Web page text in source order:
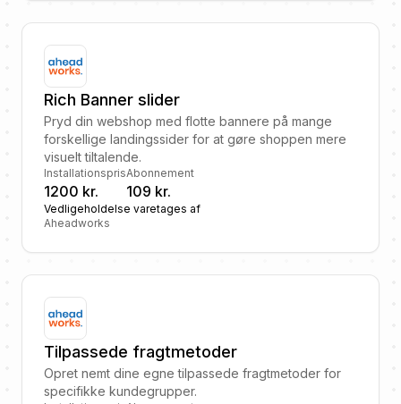
Rich Banner slider
Pryd din webshop med flotte bannere på mange
forskellige landingssider for at gøre shoppen mere
visuelt tiltalende.
Installationspris
1200 kr.
Abonnement
109 kr.
Vedligeholdelse varetages af
Aheadworks
Tilpassede fragtmetoder
Opret nemt dine egne tilpassede fragtmetoder for
specifikke kundegrupper.